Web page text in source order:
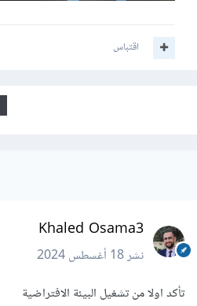
اقتباس
Khaled Osama3
نشر18 أغسطس 2024
تأكد اولا من تشغيل البيئة الافتراضية